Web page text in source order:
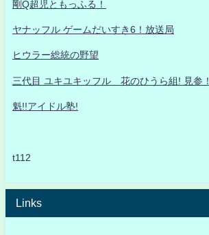
剛Q超児ともっふる！
ヤナッフル ゲームだいすき6！放送局
ヒウラー総統の野望
三代目 ユキユキッフル 花のひうら組! 見参！
魁!!アイドル塾!
t112
Links